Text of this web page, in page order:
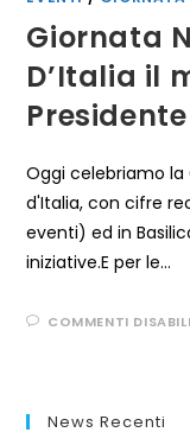
Giornata
D’Italia il
Oggi celebriamo la
d'Italia, con cifre
eventi) ed in
iniziative.E per le…
COMMENTI
News Recenti